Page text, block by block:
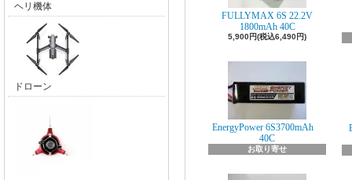
ヘリ機体
ドローン
FULLYMAX 6S 22.2V
1800mAh 40C
5,900円(税込6,490円)
EnergyPower 6S3700mAh
40C
お取り寄せ